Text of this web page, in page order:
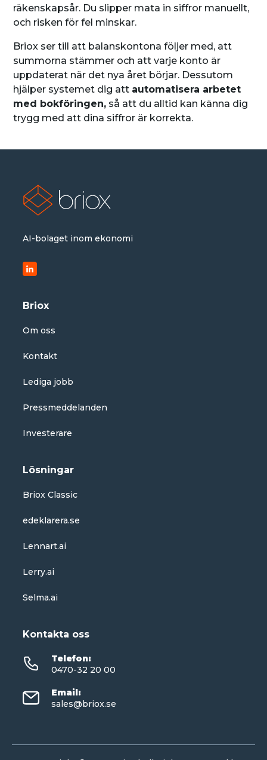
räkenskapsår. Du slipper mata in siffror manuellt,
och risken för fel minskar.
Briox ser till att balanskontona följer med, att
summorna stämmer och att varje konto är
uppdaterat när det nya året börjar. Dessutom
hjälper systemet dig att automatisera arbetet
med bokföringen, så att du alltid kan känna dig
trygg med att dina siffror är korrekta.
AI-bolaget inom ekonomi
Briox
Om oss
Kontakt
Lediga jobb
Pressmeddelanden
Investerare
Lösningar
Briox Classic
edeklarera.se
Lennart.ai
Lerry.ai
Selma.ai
Kontakta oss
Telefon:
0470-32 20 00
Email:
sales@briox.se